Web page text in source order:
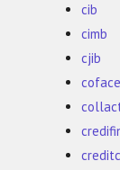
cib
cimb
cjib
coface